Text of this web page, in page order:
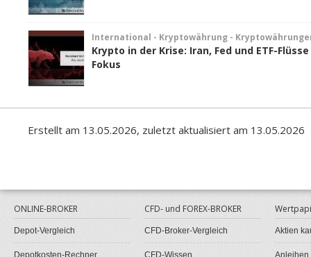
International - Kryptowährung -
Krypto in der Krise: Iran, Fed und ETF-
Fokus
Erstellt am 13.05.2026, zuletzt aktualisiert am 13.05.2026
ONLINE-BROKER
Depot-Vergleich
Depotkosten-Rechner
CFD- und FOREX-BROKER
CFD-Broker-Vergleich
CFD-Wissen
Aktien
Anleihen